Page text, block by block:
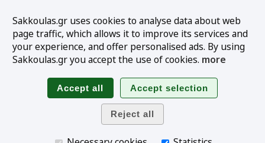
Tools
Online interest calculation
Follow us
Sakkoulas.gr uses cookies to analyse data about web
page traffic, which allows it to improve its services and
your experience, and offer personalised ads. By using
Sakkoulas.gr you accept the use of cookies. more